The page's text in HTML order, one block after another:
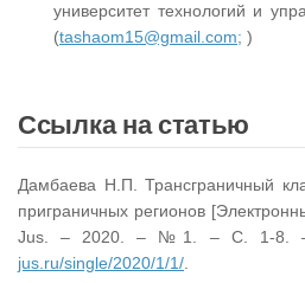
университет технологий и
(tashaom15@gmail.com; )
Ссылка на статью
Дамбаева Н.П. Трансграничный
приграничных регионов
Jus. – 2020. – №1. – С. 1-8.
jus.ru/single/2020/1/1/